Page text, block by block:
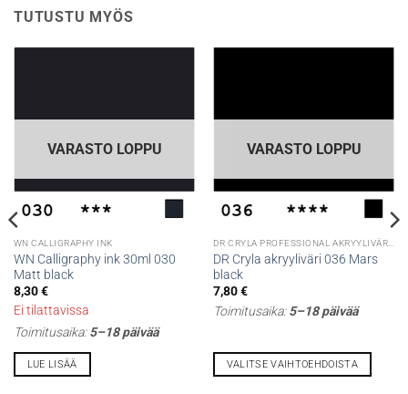
TUTUSTU MYÖS
VARASTO LOPPU
WN CALLIGRAPHY INK
WN Calligraphy ink 30ml 030
Matt black
8,30€
Ei tilattavissa
Toimitusaika:5–18 päivää
LUE LISÄÄ
VARASTO LOPPU
DR Cryla akryyliväri 036 Mars
black
7,80€
Toimitusaika:5–18 päivää
VALITSE VAIHTOEHDOISTA